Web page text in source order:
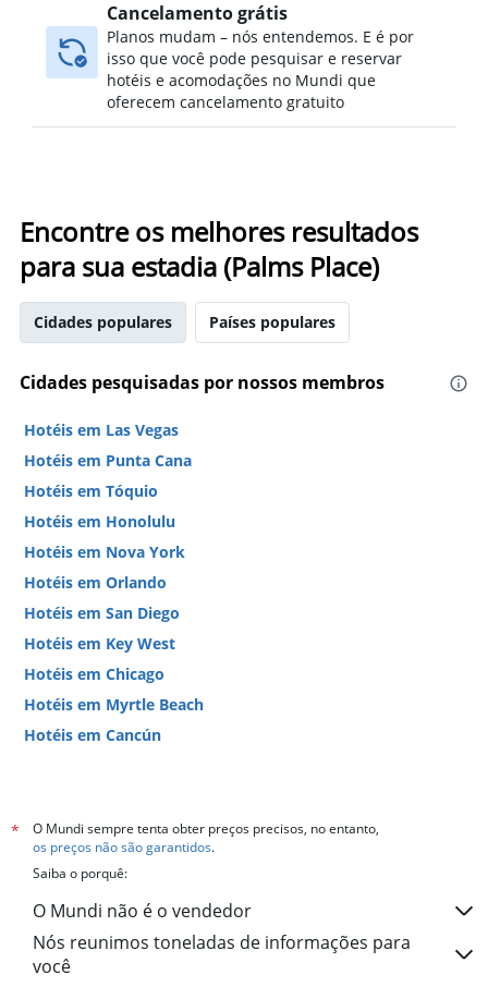
Cancelamento grátis
Planos mudam – nós entendemos. E é por
isso que você pode pesquisar e reservar
hotéis e acomodações no Mundi que
oferecem cancelamento gratuito
Encontre os melhores resultados
para sua estadia (Palms Place)
Cidades populares Países populares
Cidades pesquisadas por nossos membros
Hotéis em Las Vegas
Hotéis em Punta Cana
Hotéis em Tóquio
Hotéis em Honolulu
Hotéis em Nova York
Hotéis em Orlando
Hotéis em San Diego
Hotéis em Key West
Hotéis em Chicago
Hotéis em Myrtle Beach
Hotéis em Cancún
*
O Mundi sempre tenta obter preços precisos, no entanto,
os preços não são garantidos.
Saiba o porquê:
O Mundi não é o vendedor
Nós reunimos toneladas de informações para
você